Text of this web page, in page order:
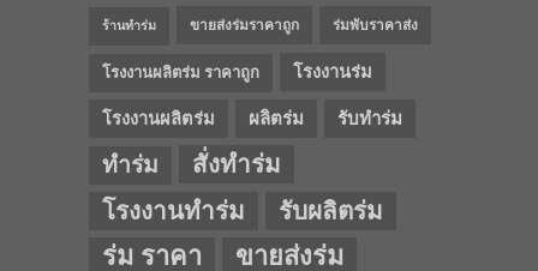
ร้านทำร่ม ขายส่งร่มราคาถูก ร่มพับราคาส่ง
โรงงานผลิตร่ม ราคาถูก โรงงานร่ม
โรงงานผลิตร่ม ผลิตร่ม รับทำร่ม
ทำร่ม
สั่งทำร่ม
โรงงานทำร่ม
รับผลิตร่ม
ร่ม ราคา ขายส่งร่ม